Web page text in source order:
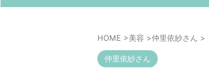
HOME >美容 >仲里依紗さん >
仲里依紗さん